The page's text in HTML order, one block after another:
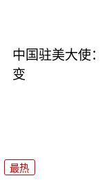
中国驻美大使
变
最热